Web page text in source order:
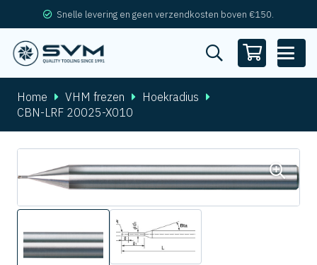
Snelle levering en geen verzendkosten boven €150.
Home VHM frezen
Hoekradius
CBN-LRF 20025-X010